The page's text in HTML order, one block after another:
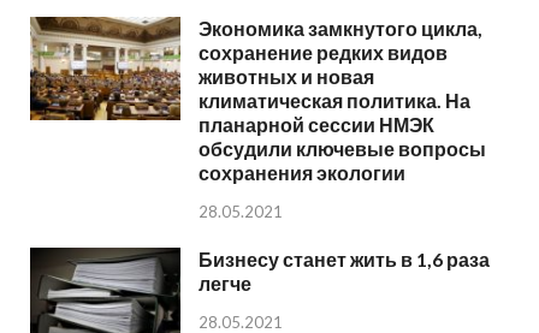
Экономика замкнутого цикла,
сохранение редких видов
животных и новая
климатическая политика. На
планарной сессии НМЭК
обсудили ключевые вопросы
сохранения экологии
28.05.2021
Бизнесу станет жить в 1,6 раза
легче
28.05.2021